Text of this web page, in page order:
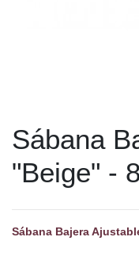
Sábana
"Beige" -
Sábana Bajera